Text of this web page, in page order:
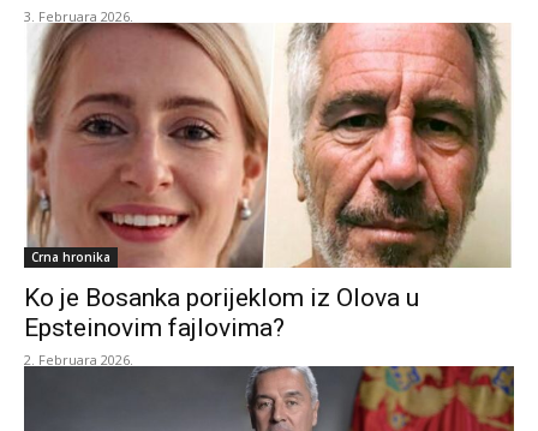
3. Februara 2026.
Crna hronika
Ko je Bosanka porijeklom iz Olova u
Epsteinovim fajlovima?
2. Februara 2026.